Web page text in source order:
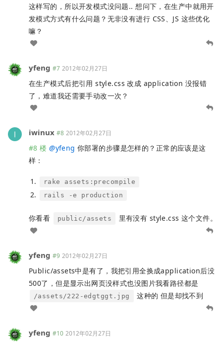
这样写的，所以开发模式没问题.. 想问下，在生产中就用开
发模式方式有什么问题？无非没有进行 CSS、JS 这些优化
嘛？
yfeng #7 2012年02月27日
在生产模式后把引用 style.css 改成 application 没报错
了，难道我还需要手动改一次？
iwinux #8 2012年02月27日
#8 楼 @yfeng 你部署的步骤是怎样的？正常的应该是这
样：
rake assets:precompile
rails -e production
你看看 public/assets 里有没有 style.css 这个文件。
yfeng #9 2012年02月27日
Public/assets中是有了，我把引用全换成application后没
500了，但是显示出网页没样式也没图片我看路径都是
/assets/222-edgtggt.jpg 这种的 但是却找不到
yfeng #10 2012年02月27日